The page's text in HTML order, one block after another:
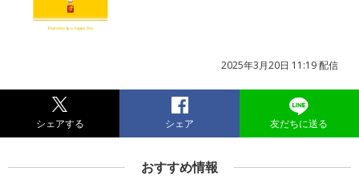
2025年3月20日 11:19 配信
シェアする シェア 友だちに送る
おすすめ情報